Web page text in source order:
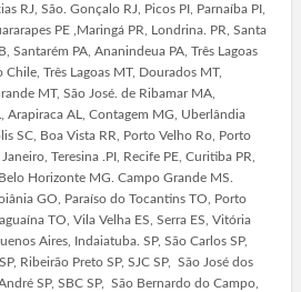
RJ, São. Gonçalo RJ, Picos PI, Parnaíba PI,
PE ,Maringá PR, Londrina. PR, Santa
Santarém PA, Ananindeua PA, Três Lagoas
Três Lagoas MT, Dourados MT,
MT, São José. de Ribamar MA,
Arapiraca AL, Contagem MG, Uberlândia
SC, Boa Vista RR, Porto Velho Ro, Porto
Teresina .PI, Recife PE, Curitiba PR,
Horizonte MG. Campo Grande MS.
GO, Paraíso do Tocantins TO, Porto
TO, Vila Velha ES, Serra ES, Vitória
Aires, Indaiatuba. SP, São Carlos SP,
Ribeirão Preto SP, SJC SP, São José dos
SP, SBC SP, São Bernardo do Campo,